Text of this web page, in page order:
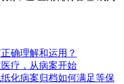
确理解和运用？
疗，从病案开始
化病案归档如何满足等保